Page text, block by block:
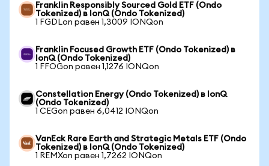
Franklin Responsibly Sourced Gold ETF (Ondo
Tokenized) в IonQ (Ondo Tokenized)
1 FGDLon равен 1,3009 IONQon
Franklin Focused Growth ETF (Ondo Tokenized) в
IonQ (Ondo Tokenized)
1 FFOGon равен 1,1276 IONQon
Constellation Energy (Ondo Tokenized) в IonQ
(Ondo Tokenized)
1 CEGon равен 6,0412 IONQon
VanEck Rare Earth and Strategic Metals ETF (Ondo
Tokenized) в IonQ (Ondo Tokenized)
1 REMXon равен 1,7262 IONQon